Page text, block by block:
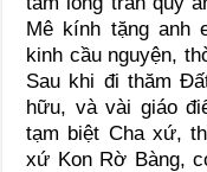
Mê kính tặng anh
kinh cầu nguyện,
Sau khi đi thăm
hữu, và vài giáo
tạm biệt Cha xứ,
xứ Kon Rờ Bàng,